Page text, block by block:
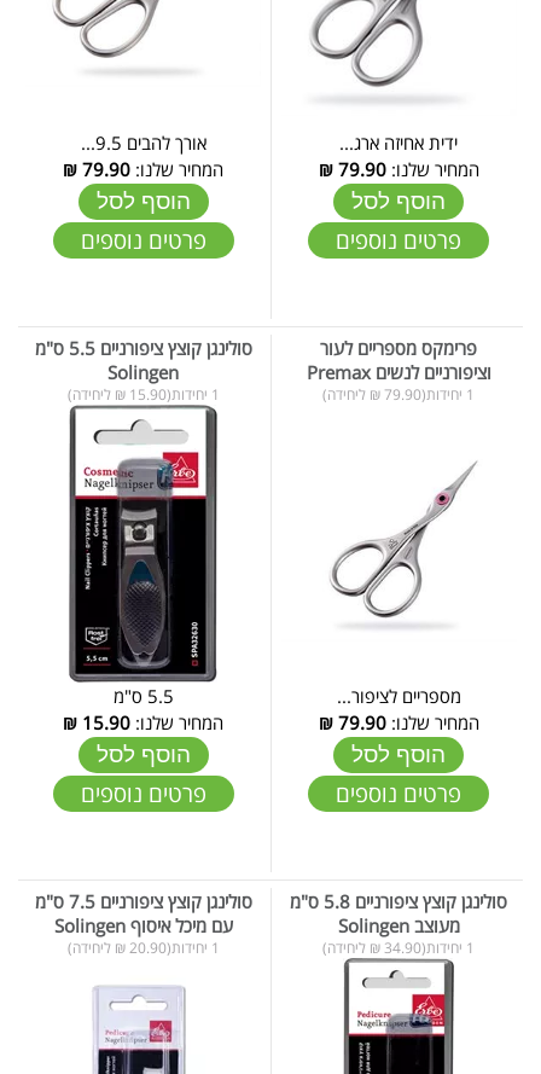
ידית אחיזה ארג...
המחיר שלנו:79.90
₪
הוסף לסל
פרטים נוספים
אורך להבים 9.5...
המחיר שלנו: 79.90
₪
הוסף לסל
פרטים נוספים
פרימקס מספריים לעור
וציפורניים לנשים Premax
1 יחידות(79.90 ₪ ליחידה)
מספריים לציפור...
המחיר שלנו:79.90
₪
הוסף לסל
פרטים נוספים
סולינגן קוצץ ציפורניים 5.5 ס"מ
Solingen
1 יחידות(15.90 ₪ ליחידה)
5.5 ס"מ
המחיר שלנו: 15.90
₪
הוסף לסל
פרטים נוספים
סולינגן קוצץ ציפורניים 5.8 ס"מ
מעוצב Solingen
1 יחידות(34.90 ₪ ליחידה)
סולינגן קוצץ ציפורניים 7.5 ס"מ
עם מיכל איסוף Solingen
1 יחידות(20.90 ₪ ליחידה)